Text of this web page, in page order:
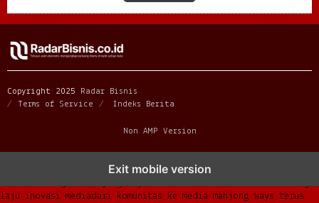
Copyright 2025
Radar Bisnis
Terms of Service
Indeks Berita
Non AMP Version
Exit mobile version
fenomena mahjong ways muncul bersama pergeseran
kebiasaan digitalmahjong ways menemukan momentum baru di tengah
laju inovasi mediadari komunitas ke media mahjong ways terus